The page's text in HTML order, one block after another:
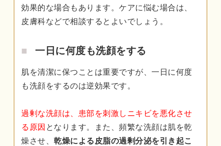
効果的な場合もあります。ケアに悩む場合は、
皮膚科などで相談するとよいでしょう。
一日に何度も洗顔をする
肌を清潔に保つことは重要ですが、一日に何度
も洗顔をするのは逆効果です。
過剰な洗顔は、患部を刺激しニキビを悪化させ
る原因 となります。また、頻繁な洗顔は肌を乾
燥させ、 乾燥による皮脂の過剰分泌を引き起こ